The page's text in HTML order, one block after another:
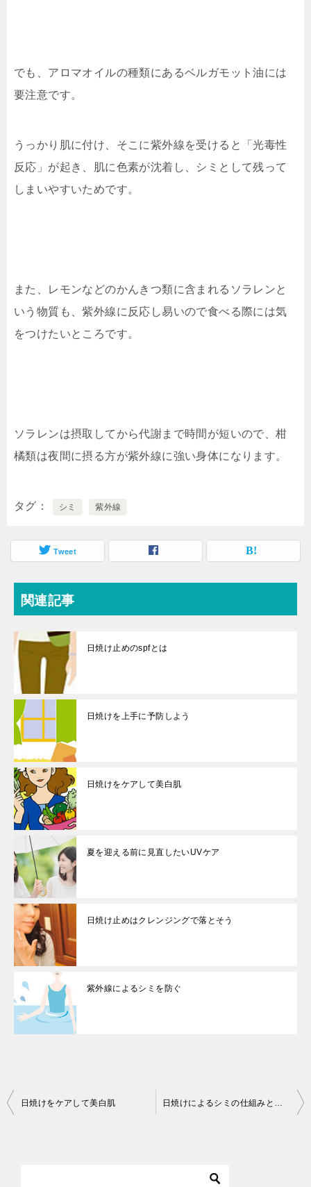
でも、アロマオイルの種類にあるベルガモット油には
要注意です。
うっかり肌に付け、そこに紫外線を受けると「光毒性
反応」が起き、肌に色素が沈着し、シミとして残って
しまいやすいためです。
また、レモンなどのかんきつ類に含まれるソラレンと
いう物質も、紫外線に反応し易いので食べる際には気
をつけたいところです。
ソラレンは摂取してから代謝まで時間が短いので、柑
橘類は夜間に摂る方が紫外線に強い身体になります。
タグ シミ 紫外線
Tweet
関連記事
日焼け止めのspfとは
日焼けを上手に予防しよう
日焼けをケアして美白肌
夏を迎える前に見直したいUVケア
日焼け止めはクレンジングで落とそう
紫外線によるシミを防ぐ
投
日焼けをケアして美白肌 日焼けによるシミの仕組みとケア